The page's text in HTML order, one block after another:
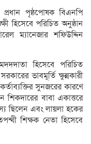
প্রধান পৃষ্ঠপোষক বিএনপি
হিসেবে পরিচিত অনুষ্ঠান
ম্যানেজার শফিউদ্দিন
হিসেবে পরিচিত
ভাবমূর্তি ক্ষুন্নকারী
সুনজরের কারণে
শিকদারের বাবা একাত্তরে
ছিলেন এবং লায়লা হকের
শিক্ষক নেতা হিসেবে